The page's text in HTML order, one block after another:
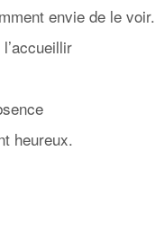
envie de le voir.
heureux.